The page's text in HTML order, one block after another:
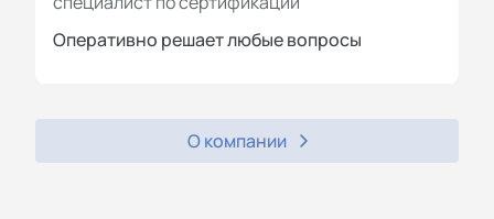
Оперативно решает любые вопросы
О компании